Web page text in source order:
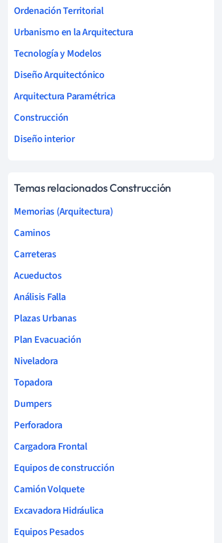
Ordenación Territorial
Urbanismo en la Arquitectura
Tecnología y Modelos
Diseño Arquitectónico
Arquitectura Paramétrica
Construcción
Diseño interior
Temas relacionados Construcción
Memorias (Arquitectura)
Caminos
Carreteras
Acueductos
Análisis Falla
Plazas Urbanas
Plan Evacuación
Niveladora
Topadora
Dumpers
Perforadora
Cargadora Frontal
Equipos de construcción
Camión Volquete
Excavadora Hidráulica
Equipos Pesados